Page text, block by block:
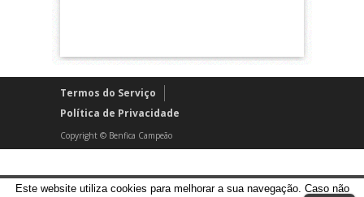
Termos do Serviço
Política de Privacidade
Copyright © Benfica Campeão
Este website utiliza cookies para melhorar a sua navegação. Caso não